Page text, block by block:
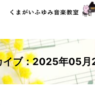
イブ：2025年05